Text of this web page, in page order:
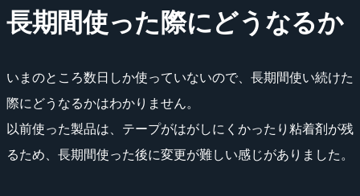
長期間使った際にどうなるか
いまのところ数日しか使っていないので、長期間使い続けた
際にどうなるかはわかりません。
以前使った製品は、テープがはがしにくかったり粘着剤が残
るため、長期間使った後に変更が難しい感じがありました。